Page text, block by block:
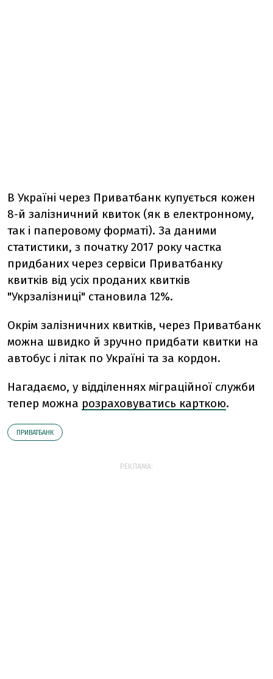
В Україні через Приватбанк купується кожен
8-й залізничний квиток (як в електронному,
так і паперовому форматі). За даними
статистики, з початку 2017 року частка
придбаних через сервіси Приватбанку
квитків від усіх проданих квитків
"Укрзалізниці" становила 12%.
Окрім залізничних квитків, через Приватбанк
можна швидко й зручно придбати квитки на
автобус і літак по Україні та за кордон.
Нагадаємо, у відділеннях міграційної служби
тепер можна розраховуватись карткою.
ПРИВАТБАНК
РЕКЛАМА: